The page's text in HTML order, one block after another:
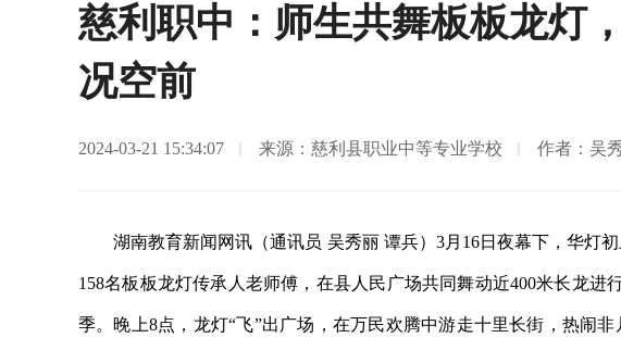
慈利职中：师生共舞板板龙灯
况空前
2024-03-21 15:34:07 来源：慈利县职业中等专业学校 作者：吴
湖南教育新闻网讯（通讯员 吴秀丽 谭兵）3月16日夜幕下，华灯
158名板板龙灯传承人老师傅，在县人民广场共同舞动近400米长龙进
季。晚上8点，龙灯“飞”出广场，在万民欢腾中游走十里长街，热闹